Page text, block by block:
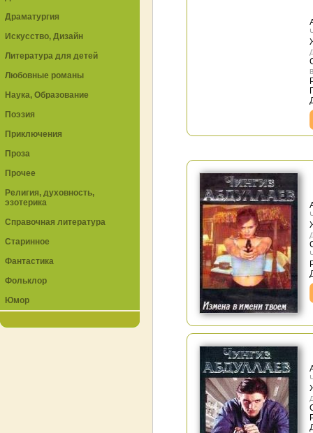
Драматургия
Искусство, Дизайн
Литература для детей
Любовные романы
Наука, Образование
Поэзия
Приключения
Проза
Прочее
Религия, духовность,
эзотерика
Справочная литература
Старинное
Фантастика
Фольклор
Юмор